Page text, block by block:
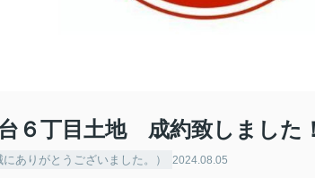
６丁目土地 成約致しました
ありがとうございました。） 2024.08.05